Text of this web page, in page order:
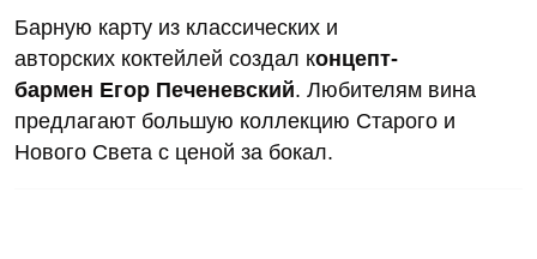
Барную карту из классических и
авторских коктейлей создал концепт-
бармен Егор Печеневский. Любителям вина
предлагают большую коллекцию Старого и
Нового Света с ценой за бокал.